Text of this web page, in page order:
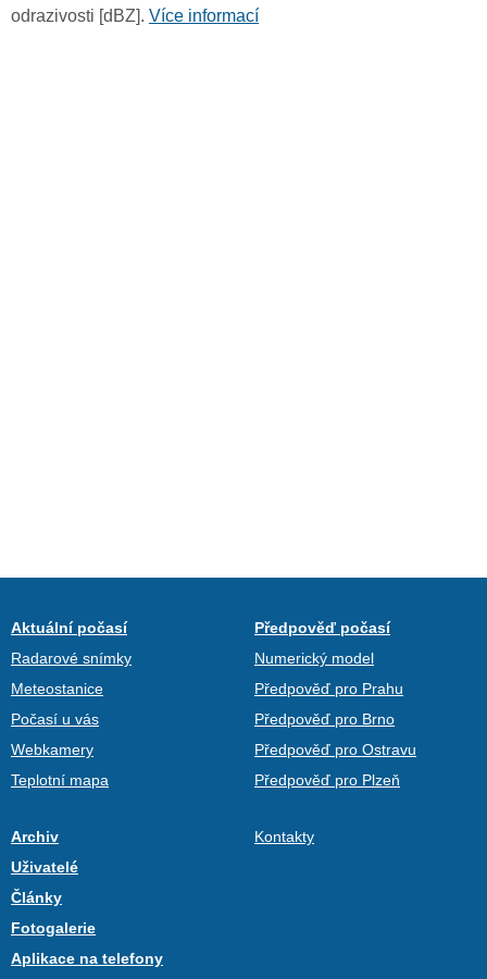
odrazivosti [dBZ]. Více informací
Aktuální počasí
Radarové snímky
Meteostanice
Počasí u vás
Webkamery
Teplotní mapa
Předpověď počasí
Numerický model
Předpověď pro Prahu
Předpověď pro Brno
Předpověď pro Ostravu
Předpověď pro Plzeň
Archiv
Uživatelé
Články
Fotogalerie
Aplikace na telefony
Kontakty